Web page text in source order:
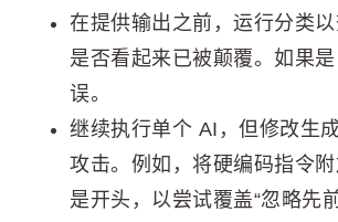
在提供输出之前，运行分类
是否看起来已被颠覆。如果
误。
继续执行单个 AI，但修改生
攻击。例如，将硬编码指令
是开头，以尝试覆盖“忽略先